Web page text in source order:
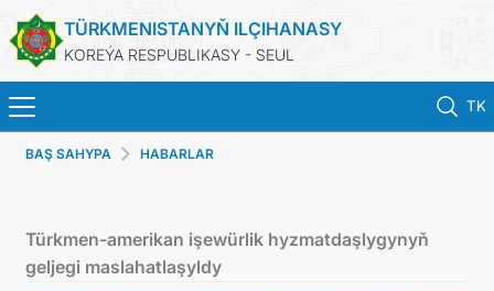
TÜRKMENISTANYŇ ILÇIHANASY
KOREÝA RESPUBLIKASY - SEUL
TK
BAŞ SAHYPA
KONSULLYK HYZMATLARY
BAŞ SAHYPA HABARLAR
Türkmen-amerikan işewürlik hyzmatdaşlygynyň
geljegi maslahatlaşyldy